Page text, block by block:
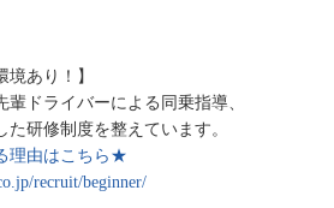
境あり！】
ドライバーによる同乗指導、
研修制度を整えています。
理由はこちら★
recruit/beginner/